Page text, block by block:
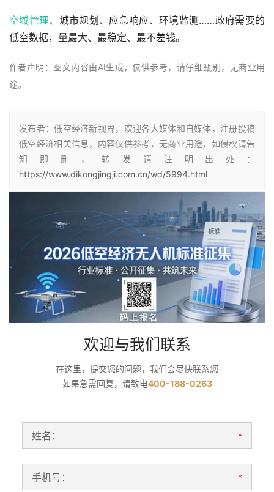
空域管理、城市规划、应急响应、环境监测……政府需要的
低空数据，量最大、最稳定、最不差钱。
作者声明：图文内容由AI生成，仅供参考，请仔细甄别，无商业用
途。
发布者：低空经济新视界，欢迎各大媒体和自媒体，注册投稿
低空经济相关信息，内容仅供参考，无商业用途，如侵权请告
知即删，转发请注明出处：
https://www.dikongjingji.com.cn/wd/5994.html
欢迎与我们联系
在这里，提交您的问题，我们会尽快联系您
如果急需回复，请致电400-188-0263
姓名： *
手机号： *